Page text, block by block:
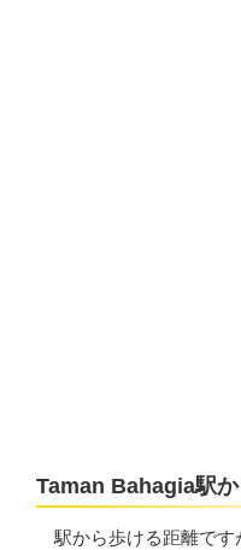
Taman Bahagia駅か
駅から歩ける距離です